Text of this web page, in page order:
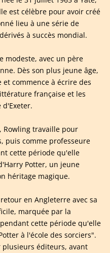
est célèbre pour avoir créé
lieu à une série de
à succès mondial.
modeste, avec un père
Dès son plus jeune âge,
commence à écrire des
française et les
d'Exeter.
Rowling travaille pour
puis comme professeure
cette période qu'elle
Potter, un jeune
héritage magique.
en Angleterre avec sa
marquée par la
cette période qu'elle
à l'école des sorciers".
éditeurs, avant